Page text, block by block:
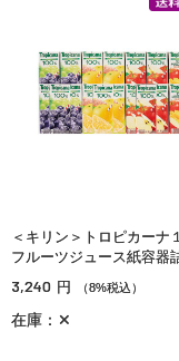
＜キリン＞トロピカーナ
フルーツジュース紙容器
3,240 円 （8%税込）
在庫：✕